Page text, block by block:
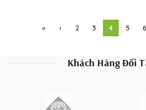
« ‹ 2 3 4 5 6
Khách Hàng Đối